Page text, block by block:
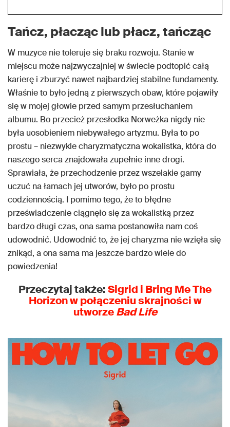
Tańcz, płacząc lub płacz, tańcząc
W muzyce nie toleruje się braku rozwoju. Stanie w
miejscu może najzwyczajniej w świecie podtopić całą
karierę i zburzyć nawet najbardziej stabilne fundamenty.
Właśnie to było jedną z pierwszych obaw, które pojawiły
się w mojej głowie przed samym przesłuchaniem
albumu. Bo przecież przesłodka Norweżka nigdy nie
była uosobieniem niebywałego artyzmu. Była to po
prostu – niezwykle charyzmatyczna wokalistka, która do
naszego serca znajdowała zupełnie inne drogi.
Sprawiała, że przechodzenie przez wszelakie gamy
uczuć na łamach jej utworów, było po prostu
codziennością. I pomimo tego, że to błędne
przeświadczenie ciągnęło się za wokalistką przez
bardzo długi czas, ona sama postanowiła nam coś
udowodnić. Udowodnić to, że jej charyzma nie wzięła się
znikąd, a ona sama ma jeszcze bardzo wiele do
powiedzenia!
Przeczytaj także:Sigrid i Bring Me The
Horizon w połączeniu skrajności w
utworzeBad Life